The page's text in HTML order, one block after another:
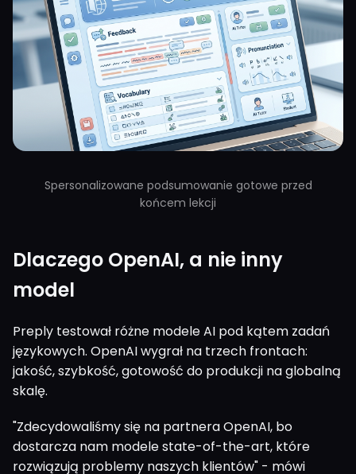
Spersonalizowane podsumowanie gotowe przed
końcem lekcji
Dlaczego OpenAI, a nie inny
model
Preply testował różne modele AI pod kątem zadań
językowych. OpenAI wygrał na trzech frontach:
jakość, szybkość, gotowość do produkcji na globalną
skalę.
"Zdecydowaliśmy się na partnera OpenAI, bo
dostarcza nam modele state-of-the-art, które
rozwiązują problemy naszych klientów" - mówi